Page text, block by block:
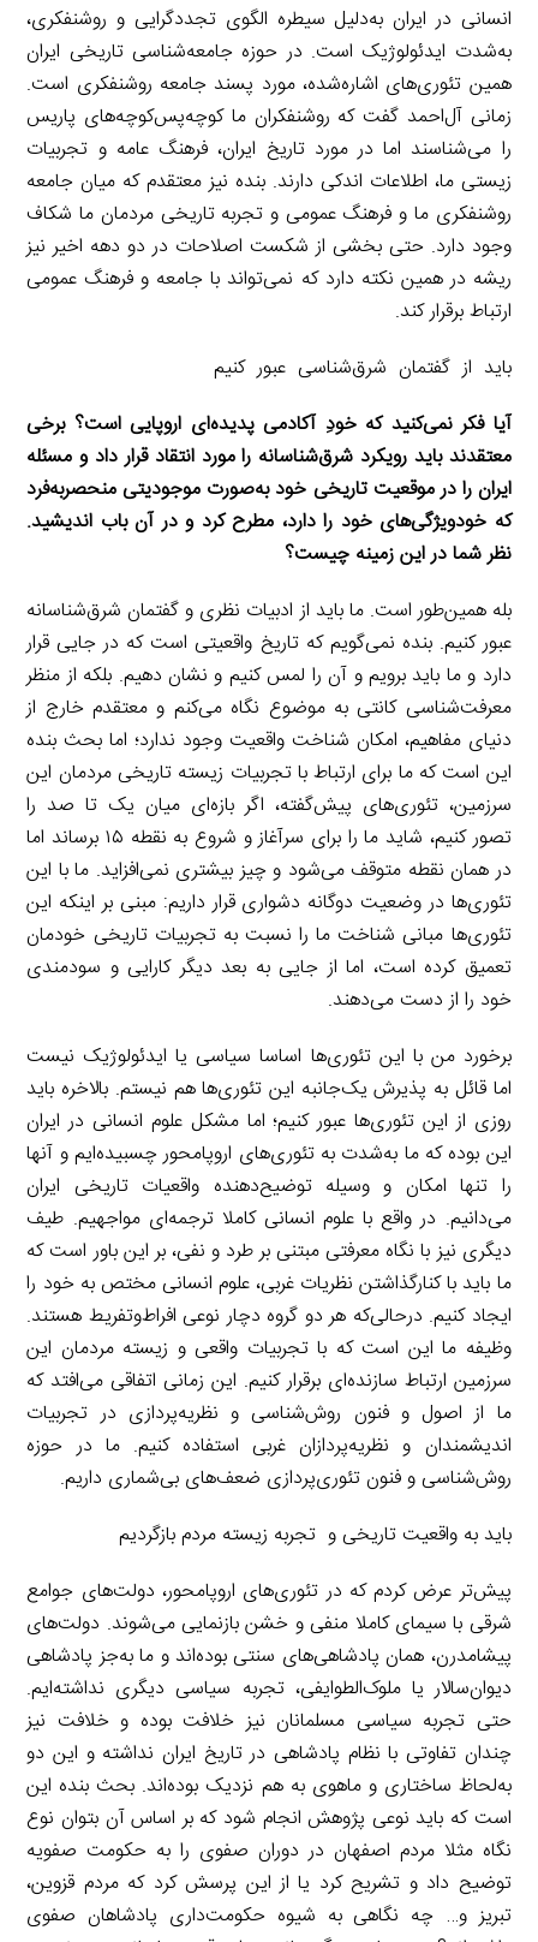
انسانی در ایران به‌دلیل سیطره الگوی تجددگرایی و روشنفکری،
به‌شدت ایدئولوژیک است. در حوزه جامعه‌شناسی تاریخی ایران
همین تئوری‌های اشاره‌شده، مورد پسند جامعه روشنفکری است.
زمانی آل‌احمد گفت که روشنفکران ما کوچه‌پس‌کوچه‌های پاریس
را می‌شناسند اما در مورد تاریخ ایران، فرهنگ عامه و تجربیات
زیستی ما، اطلاعات اندکی دارند. بنده نیز معتقدم که میان جامعه
روشنفکری ما و فرهنگ عمومی و تجربه تاریخی مردمان ما شکاف
وجود دارد. حتی بخشی از شکست اصلاحات در دو دهه اخیر نیز
ریشه در همین نکته دارد که نمی‌تواند با جامعه و فرهنگ عمومی
ارتباط برقرار کند.
باید از گفتمان شرق‌شناسی عبور کنیم
‌آیا فکر نمی‌کنید که خودِ آکادمی پدیده‌ای اروپایی است؟ برخی
معتقدند باید رویکرد شرق‌شناسانه را مورد انتقاد قرار داد و مسئله
ایران را در موقعیت تاریخی خود به‌صورت موجودیتی منحصربه‌فرد
که خودویژگی‌های خود را دارد، مطرح کرد و در آن باب اندیشید.
نظر شما در این زمینه چیست؟
بله همین‌طور است. ما باید از ادبیات نظری و گفتمان شرق‌شناسانه
عبور کنیم. بنده نمی‌گویم که تاریخ واقعیتی است که در جایی قرار
دارد و ما باید برویم و آن را لمس کنیم و نشان دهیم. بلکه از منظر
معرفت‌شناسی کانتی به موضوع نگاه می‌کنم و معتقدم خارج از
دنیای مفاهیم، امکان شناخت واقعیت وجود ندارد؛ اما بحث بنده
این است که ما برای ارتباط با تجربیات زیسته تاریخی مردمان این
سرزمین، تئوری‌های پیش‌گفته، اگر بازه‌ای میان یک تا صد را
تصور کنیم، شاید ما را برای سرآغاز و شروع به نقطه ۱۵ برساند اما
در همان نقطه متوقف می‌شود و چیز بیشتری نمی‌افزاید. ما با این
تئوری‌ها در وضعیت دوگانه دشواری قرار داریم: مبنی بر اینکه این
تئوری‌ها مبانی شناخت ما را نسبت به تجربیات تاریخی خودمان
تعمیق کرده است، اما از جایی به بعد دیگر کارایی و سودمندی
خود را از دست می‌دهند.
برخورد من با این تئوری‌ها اساسا سیاسی یا ایدئولوژیک نیست
اما قائل به پذیرش یک‌جانبه این تئوری‌ها هم نیستم. بالاخره باید
روزی از این تئوری‌ها عبور کنیم؛ اما مشکل علوم انسانی در ایران
این بوده که ما به‌شدت به تئوری‌های اروپامحور چسبیده‌ایم و آنها
را تنها امکان و وسیله توضیح‌دهنده واقعیات تاریخی ایران
می‌دانیم. در واقع با علوم انسانی کاملا ترجمه‌ای مواجهیم. طیف
دیگری نیز با نگاه معرفتی مبتنی بر طرد و نفی، بر این باور است که
ما باید با کنارگذاشتن نظریات غربی، علوم انسانی مختص به خود را
ایجاد کنیم. درحالی‌که هر دو گروه دچار نوعی افراط‌وتفریط هستند.
وظیفه ما این است که با تجربیات واقعی و زیسته مردمان این
سرزمین ارتباط سازنده‌ای برقرار کنیم. این زمانی اتفاقی می‌افتد که
ما از اصول و فنون روش‌شناسی و نظریه‌پردازی در تجربیات
اندیشمندان و نظریه‌پردازان غربی استفاده کنیم. ما در حوزه
روش‌شناسی و فنون تئوری‌پردازی ضعف‌های بی‌شماری داریم.
باید به واقعیت تاریخی و تجربه زیسته مردم بازگردیم
پیش‌تر عرض کردم که در تئوری‌های اروپامحور، دولت‌های جوامع
شرقی با سیمای کاملا منفی و خشن بازنمایی می‌شوند. دولت‌های
پیشامدرن، همان پادشاهی‌های سنتی بوده‌اند و ما به‌جز پادشاهی
دیوان‌سالار یا ملوک‌الطوایفی، تجربه سیاسی دیگری نداشته‌ایم.
حتی تجربه سیاسی مسلمانان نیز خلافت بوده و خلافت نیز
چندان تفاوتی با نظام پادشاهی در تاریخ ایران نداشته و این دو
به‌لحاظ ساختاری و ماهوی به هم نزدیک بوده‌اند. بحث بنده این
است که باید نوعی پژوهش انجام شود که بر اساس آن بتوان نوع
نگاه مثلا مردم اصفهان در دوران صفوی را به حکومت صفویه
توضیح داد و تشریح کرد یا از این پرسش کرد که مردم قزوین،
تبریز و… چه نگاهی به شیوه حکومت‌داری پادشاهان صفوی